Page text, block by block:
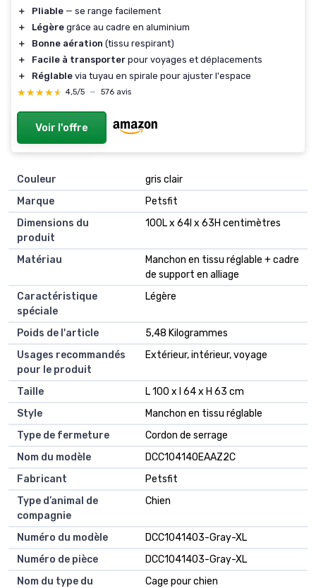
＋ Pliable — se range facilement
＋
Légère grâce au cadre en aluminium
＋
Bonne aération (tissu respirant)
＋
Facile à transporter pour voyages et déplacements
＋
Réglable via tuyau en spirale pour ajuster l'espace
★★★★★
★★★★★ 4,5/5 — 576 avis
Voir l'offre
Couleur
gris clair
Marque
Petsfit
Dimensions du
produit
100L x 64l x 63H centimètres
Matériau
Manchon en tissu réglable + cadre
de support en alliage
Caractéristique
spéciale
Légère
Poids de l'article
5,48 Kilogrammes
Usages recommandés
pour le produit
Extérieur, intérieur, voyage
Taille
L 100 x l 64 x H 63 cm
Style
Manchon en tissu réglable
Type de fermeture
Cordon de serrage
Nom du modèle
DCC104140EAAZ2C
Fabricant
Petsfit
Type d’animal de
compagnie
Chien
Numéro du modèle
DCC1041403-Gray-XL
Numéro de pièce
DCC1041403-Gray-XL
Nom du type du
Cage pour chien